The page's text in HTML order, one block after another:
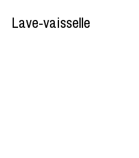
Lave-vaisselle